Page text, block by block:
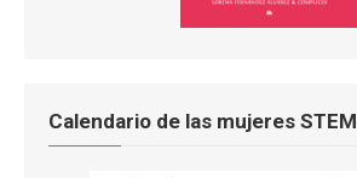
Calendario de las mujeres STEM